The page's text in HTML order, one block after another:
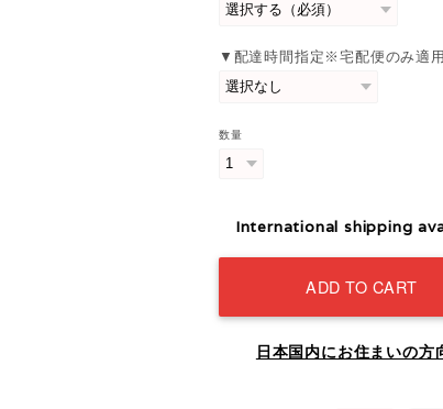
▼配達時間指定※宅配便のみ適
数量
International shipping
ADD TO CART
日本国内にお住まいの方